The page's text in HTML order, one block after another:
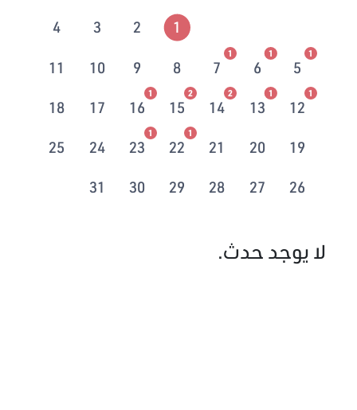
1
2
3
4
5
1
6
1
7
1
8
9
10
11
12
1
13
1
14
2
15
2
16
1
17
18
19
20
21
22
1
23
1
24
25
26
27
28
29
30
31
لا يوجد حدث.